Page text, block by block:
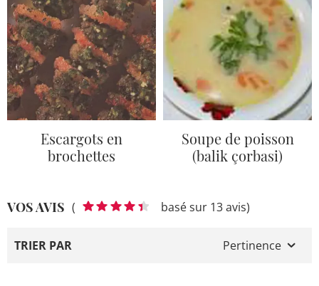
Escargots en
brochettes
Soupe de poisson
(balik çorbasi)
VOS AVIS ( basé sur 13 avis)
TRIER PAR Pertinence